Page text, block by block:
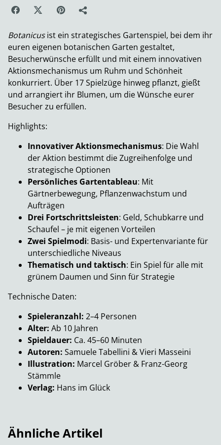
Botanicusist ein strategisches Gartenspiel, bei dem ihr
euren eigenen botanischen Garten gestaltet,
Besucherwünsche erfüllt und mit einem innovativen
Aktionsmechanismus um Ruhm und Schönheit
konkurriert. Über 17 Spielzüge hinweg pflanzt, gießt
und arrangiert ihr Blumen, um die Wünsche eurer
Besucher zu erfüllen.
Highlights:
Innovativer Aktionsmechanismus: Die Wahl
der Aktion bestimmt die Zugreihenfolge und
strategische Optionen
Persönliches Gartentableau: Mit
Gärtnerbewegung, Pflanzenwachstum und
Aufträgen
Drei Fortschrittsleisten: Geld, Schubkarre und
Schaufel – je mit eigenen Vorteilen
Zwei Spielmodi: Basis- und Expertenvariante für
unterschiedliche Niveaus
Thematisch und taktisch: Ein Spiel für alle mit
grünem Daumen und Sinn für Strategie
Technische Daten:
Spieleranzahl: 2–4 Personen
Alter: Ab 10 Jahren
Spieldauer: Ca. 45–60 Minuten
Autoren: Samuele Tabellini & Vieri Masseini
Illustration: Marcel Gröber & Franz-Georg
Stämmle
Verlag: Hans im Glück
Ähnliche Artikel